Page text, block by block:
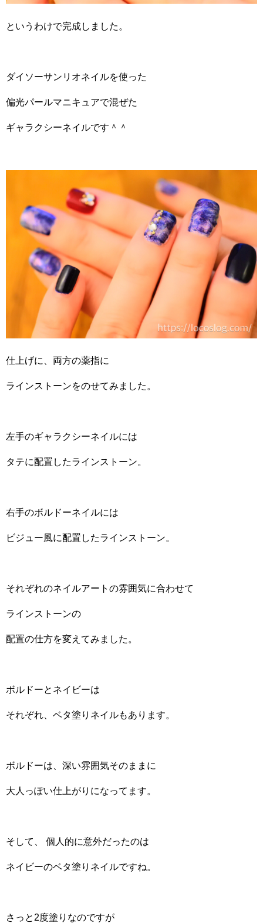
というわけで完成しました。
ダイソーサンリオネイルを使った
偏光パールマニキュアで混ぜた
ギャラクシーネイルです＾＾
仕上げに、両方の薬指に
ラインストーンをのせてみました。
左手のギャラクシーネイルには
タテに配置したラインストーン。
右手のボルドーネイルには
ビジュー風に配置したラインストーン。
それぞれのネイルアートの雰囲気に合わせて
ラインストーンの
配置の仕方を変えてみました。
ボルドーとネイビーは
それぞれ、ベタ塗りネイルもあります。
ボルドーは、深い雰囲気そのままに
大人っぽい仕上がりになってます。
そして、 個人的に意外だったのは
ネイビーのベタ塗りネイルですね。
さっと2度塗りなのですが